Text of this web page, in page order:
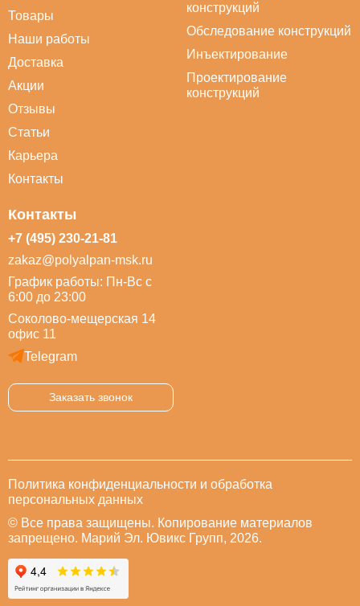
Товары
Наши работы
Доставка
Акции
Отзывы
Статьи
Карьера
Контакты
конструкций
Обследование конструкций
Инъектирование
Проектирование
конструкций
Контакты
+7 (495) 230-21-81
zakaz@polyalpan-msk.ru
График работы: Пн-Вс с
6:00 до 23:00
Соколово-мещерская 14
офис 11
Telegram
Заказать звонок
Политика конфиденциальности и обработка
персональных данных
© Все права защищены. Копирование материалов
запрещено. Марий Эл. Ювикс Групп, 2026.